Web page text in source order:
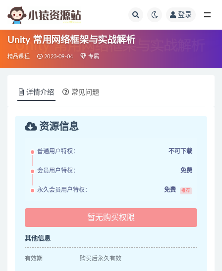
登录
Unity 常用网络框架与实战解析
精品课程 2023-09-04 专属
详情介绍 常见问题
资源信息
普通用户特权： 不可下载
会员用户特权： 免费
永久会员用户特权： 免费 推荐
暂无购买权限
其他信息
有效期 购买后永久有效